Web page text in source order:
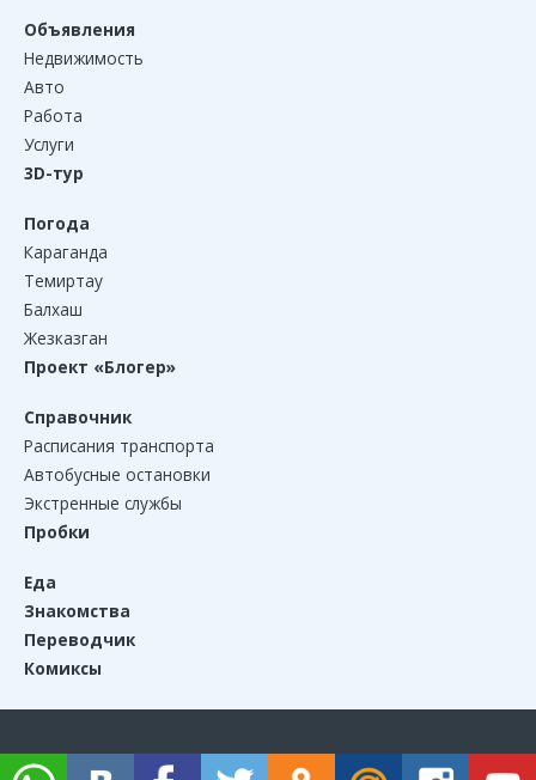
Объявления
Недвижимость
Авто
Работа
Услуги
3D-тур
Погода
Караганда
Темиртау
Балхаш
Жезказган
Проект «Блогер»
Справочник
Расписания транспорта
Автобусные остановки
Экстренные службы
Пробки
Еда
Знакомства
Переводчик
Комиксы